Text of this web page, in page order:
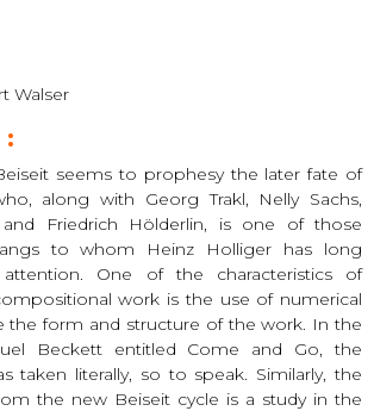
Walser
:
seems to prophesy the later fate of
along with Georg Trakl, Nelly Sachs,
Friedrich Hölderlin, is one of those
to whom Heinz Holliger has long
One of the characteristics of
work is the use of numerical
the form and structure of the work. In the
Beckett entitled Come and Go, the
taken literally, so to speak. Similarly, the
the new Beiseit cycle is a study in the